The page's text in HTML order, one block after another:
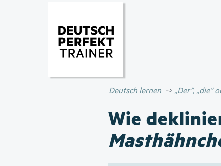
Deutsch lernen „Der”, „die”
Wie